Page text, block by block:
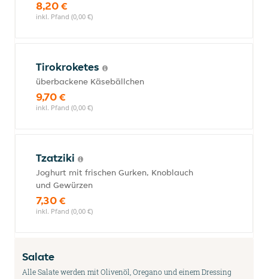
8,20 €
inkl. Pfand (0,00 €)
Tirokroketes
überbackene Käsebällchen
9,70 €
inkl. Pfand (0,00 €)
Tzatziki
Joghurt mit frischen Gurken, Knoblauch
und Gewürzen
7,30 €
inkl. Pfand (0,00 €)
Salate
Alle Salate werden mit Olivenöl, Oregano und einem Dressing